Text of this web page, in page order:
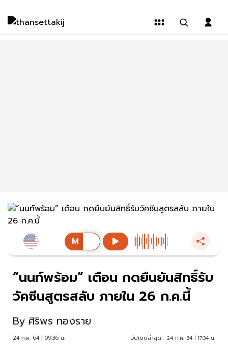
“นนท์พร้อม” เตือน กดยืนยันสิทธิ์รับ
วัคซีนสูตรสลับ ภายใน 26 ก.ค.นี้
By ศิริพร ทองราย
24 ก.ค. 64 | 09:36 น. อัปเดตล่าสุด : 24 ก.ค. 64 | 17:34 น.